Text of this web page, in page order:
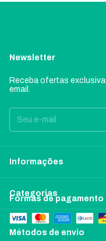
Newsletter
Receba ofertas
email.
Informações
Categorias
Formas de pagamento
Métodos de envio